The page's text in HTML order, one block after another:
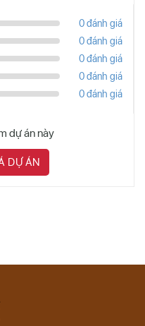
0 đánh giá
0 đánh giá
0 đánh giá
0 đánh giá
0 đánh giá
dự án này
DỰ ÁN